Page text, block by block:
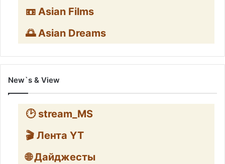
📼 Asian Films
🌅 Asian Dreams
New`s & View
🕑 stream_MS
🎬 Лента YT
🌐 Дайджесты